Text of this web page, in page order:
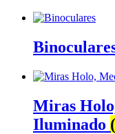
Miras
Iluminado